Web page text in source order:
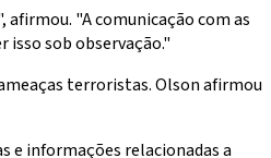
"A comunicação com as
isso sob observação."
terroristas. Olson afirmou
e informações relacionadas a